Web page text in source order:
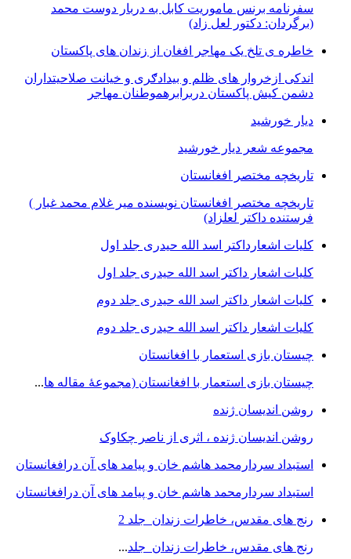
سفرنامه برنس ماموریت کابل به دربار دوست محمد
(برگردان: دکتور لعل زاد)
خاطره ی تلخ یک مھاجر افغان از زندان ھای پاکستان
اندکی ازخروار ھای ظلم و بیدادګری و خیانت صلاحیتداران
دشمن کیش پاکستان دربرابرھموطنان مھاجر
دیار خورشید
مجموعه شعر دیار خورشید
تاریخچه مختصر افغانستان
تاریخچه مختصر افغانستان نویسنده میر غلام محمد غبار )
فرستنده داکتر لعلزاد)
کلیات اشعارداکتر اسد الله حیدری جلد اول
کلیات اشعار داکتر اسد الله حیدری جلد اول
کلیات اشعار داکتر اسد الله حیدری جلد دوم
کلیات اشعار داکتر اسد الله حیدری جلد دوم
چيستان بازی استعمار با افغانستان
چيستان بازی استعمار با افغانستان (مجموعۀ مقاله ها...
روشن اندیسان ژنده
روشن اندیسان ژنده ، اثری از ناصر چکاوک
استبداد سردارمحمد هاشم خان و پیامد های آن درافغانستان
استبداد سردارمحمد هاشم خان و پیامد های آن درافغانستان
رنج های مقدس، خاطرات زندان جلد 2
رنج های مقدس، خاطرات زندان جلد...